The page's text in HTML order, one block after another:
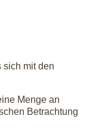
sich mit den
Menge an
Betrachtung